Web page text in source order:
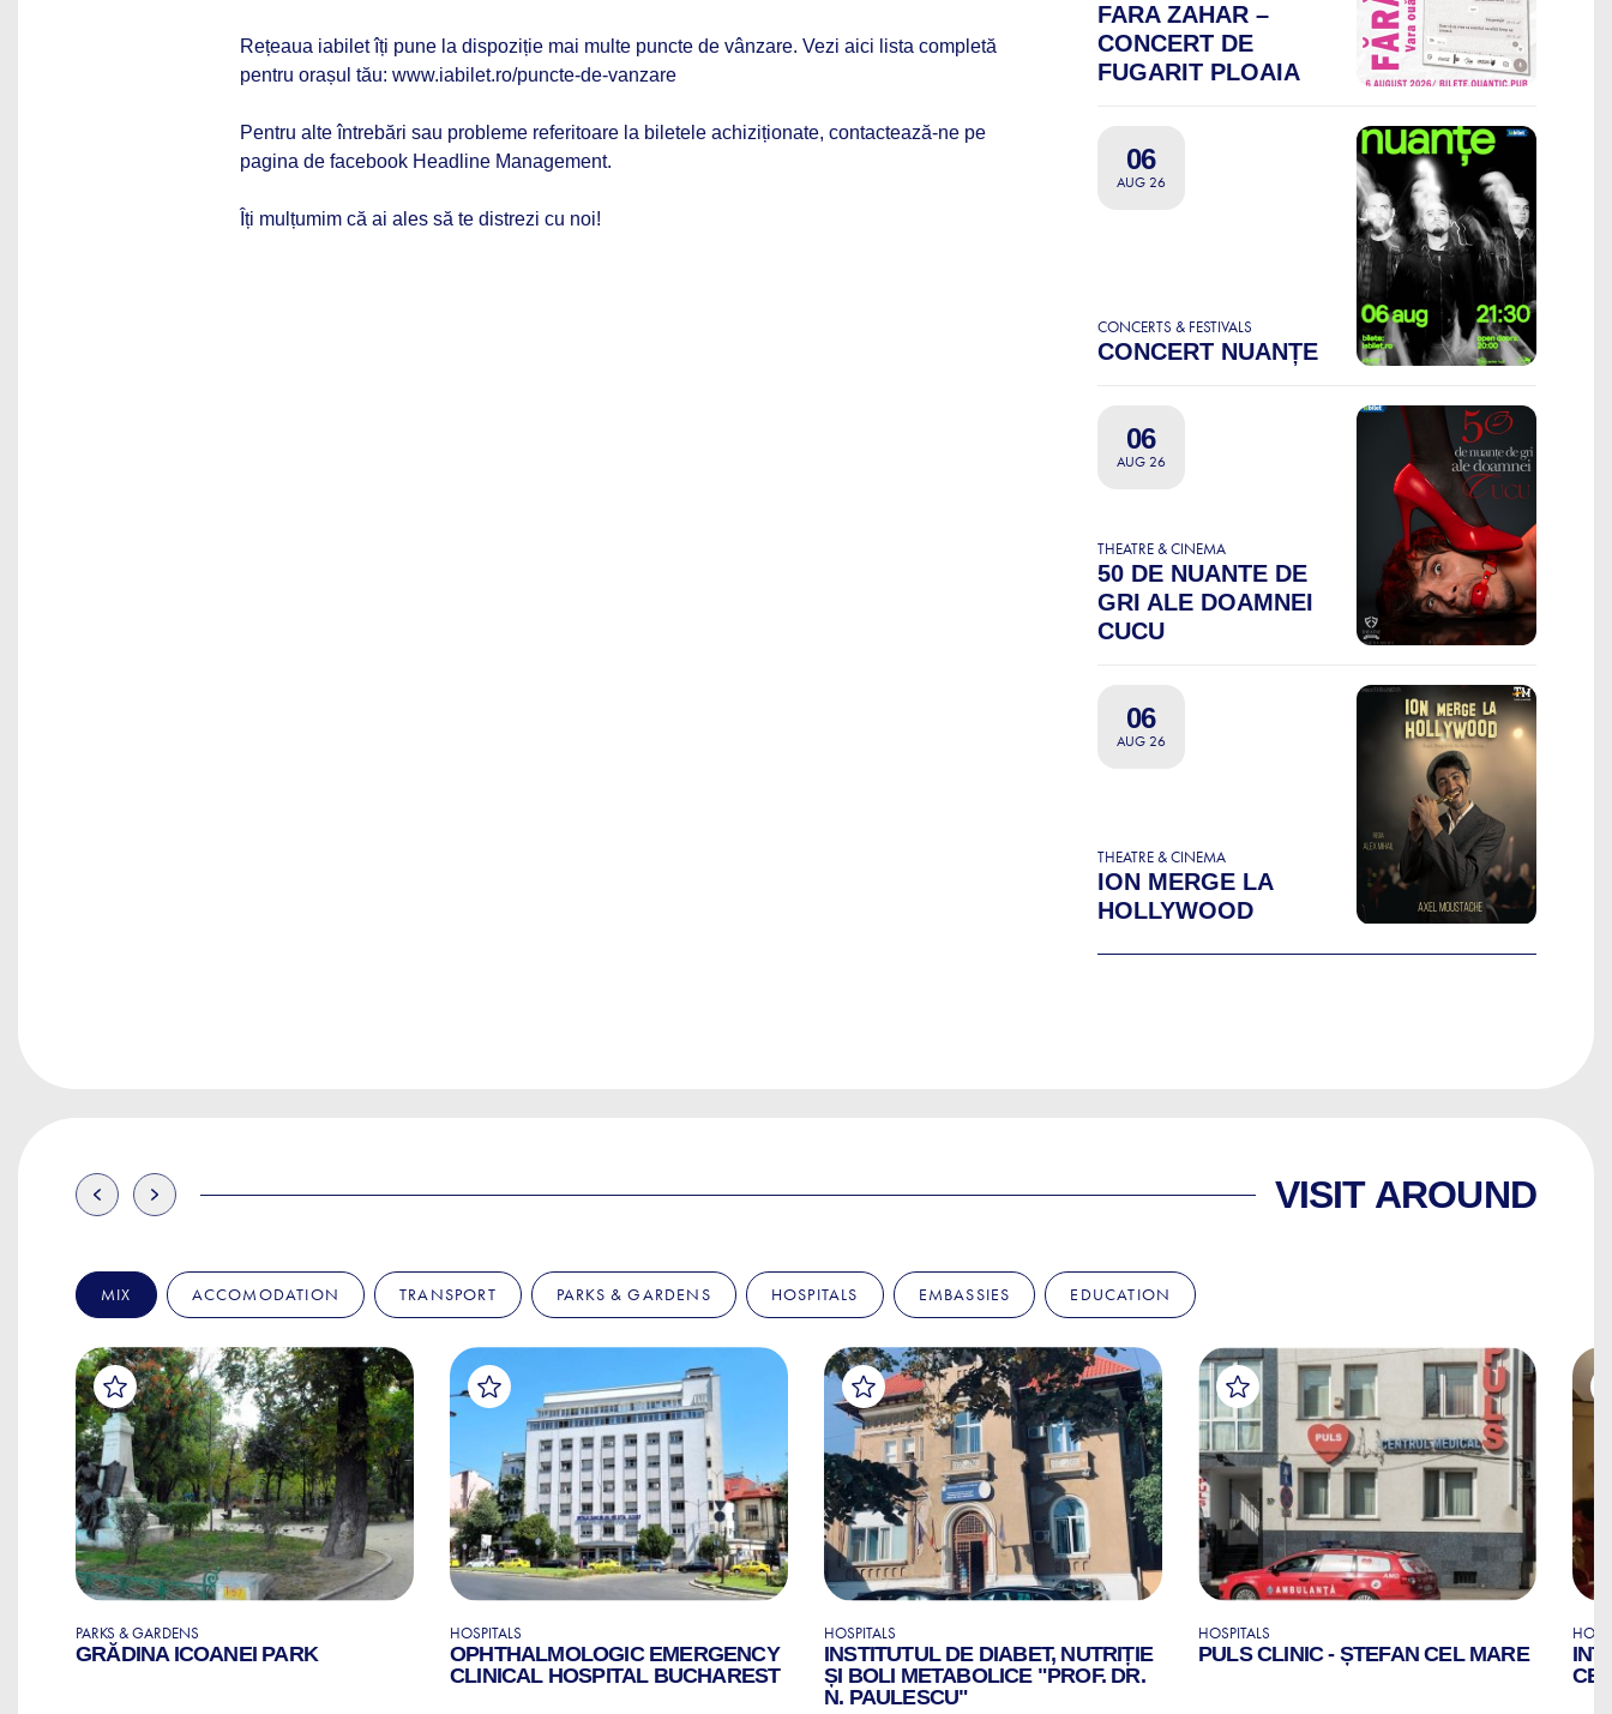
Rețeaua iabilet îți pune la dispoziție mai multe puncte de vânzare. Vezi aici lista completă
pentru orașul tău: www.iabilet.ro/puncte-de-vanzare
Pentru alte întrebări sau probleme referitoare la biletele achiziționate, contactează-ne pe
pagina de facebook Headline Management.
Îți mulțumim că ai ales să te distrezi cu noi!
FARA ZAHAR –
CONCERT DE
FUGARIT PLOAIA
06
AUG 26
CONCERTS & FESTIVALS
CONCERT NUANȚE
06
AUG 26
THEATRE & CINEMA
50 DE NUANTE DE
GRI ALE DOAMNEI
CUCU
06
AUG 26
THEATRE & CINEMA
ION MERGE LA
HOLLYWOOD
VISIT AROUND
MIX ACCOMODATION TRANSPORT PARKS & GARDENS HOSPITALS EMBASSIES EDUCATION
PARKS & GARDENS
GRĂDINA ICOANEI PARK
HOSPITALS
OPHTHALMOLOGIC EMERGENCY
CLINICAL HOSPITAL BUCHAREST
HOSPITALS
INSTITUTUL DE DIABET, NUTRIȚIE
ȘI BOLI METABOLICE "PROF. DR.
N. PAULESCU"
HOSPITALS
PULS CLINIC - ȘTEFAN CEL MARE